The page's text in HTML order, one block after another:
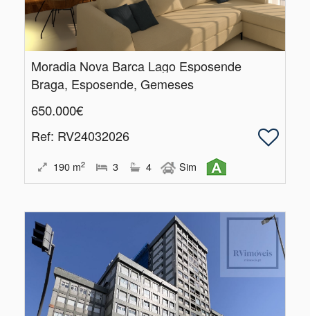
Moradia Nova Barca Lago Esposende
Braga, Esposende, Gemeses
650.000€
Ref: RV24032026
190 m2 3 4 Sim